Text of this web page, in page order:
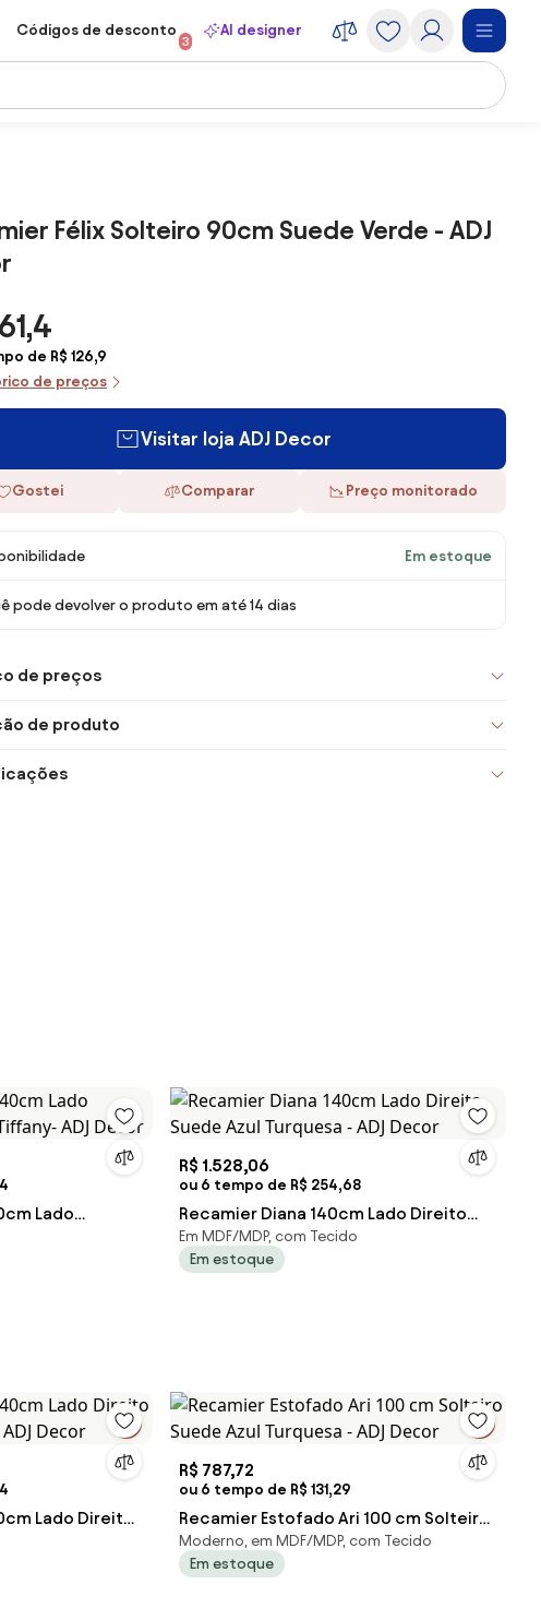
Códigos de desconto
3
AI designer
Félix Solteiro 90cm Suede Verde - ADJ
de R$ 126,9
de preços
Visitar loja ADJ Decor
Gostei Comparar Preço monitorado
Em estoque
pode devolver o produto em até 14 dias
de preços
de produto
Lado
ADJ
R$ 1.528,06
ou 6 tempo de R$ 254,68
Recamier Diana 140cm Lado Direito
Suede Azul Turquesa - ADJ Decor
Em MDF/MDP, com Tecido
Em estoque
Lado Direito
Decor
R$ 787,72
ou 6 tempo de R$ 131,29
Recamier Estofado Ari 100 cm Solteiro
Suede Azul Turquesa - ADJ Decor
Moderno, em MDF/MDP, com Tecido
Em estoque